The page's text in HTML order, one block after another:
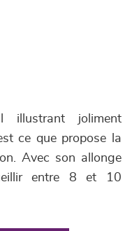
illustrant joliment
ce que propose la
Avec son allonge
entre 8 et 10